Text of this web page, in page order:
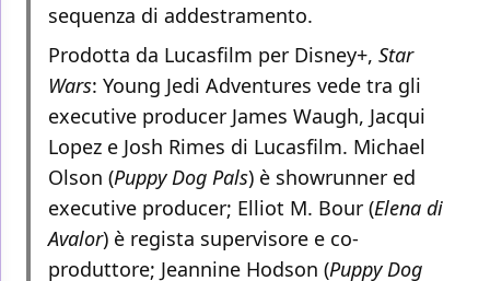
sequenza di addestramento.
Prodotta da Lucasfilm per Disney+, Star
Wars: Young Jedi Adventures vede tra gli
executive producer James Waugh, Jacqui
Lopez e Josh Rimes di Lucasfilm. Michael
Olson (Puppy Dog Pals) è showrunner ed
executive producer; Elliot M. Bour (Elena di
Avalor) è regista supervisore e co-
produttore; Jeannine Hodson (Puppy Dog